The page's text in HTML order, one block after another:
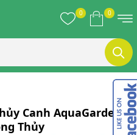
0 0
Canh AquaGarden |
Thủy